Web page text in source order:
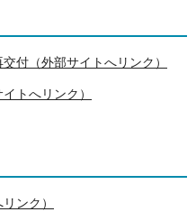
付（外部サイトへリンク）
トへリンク）
ンク）